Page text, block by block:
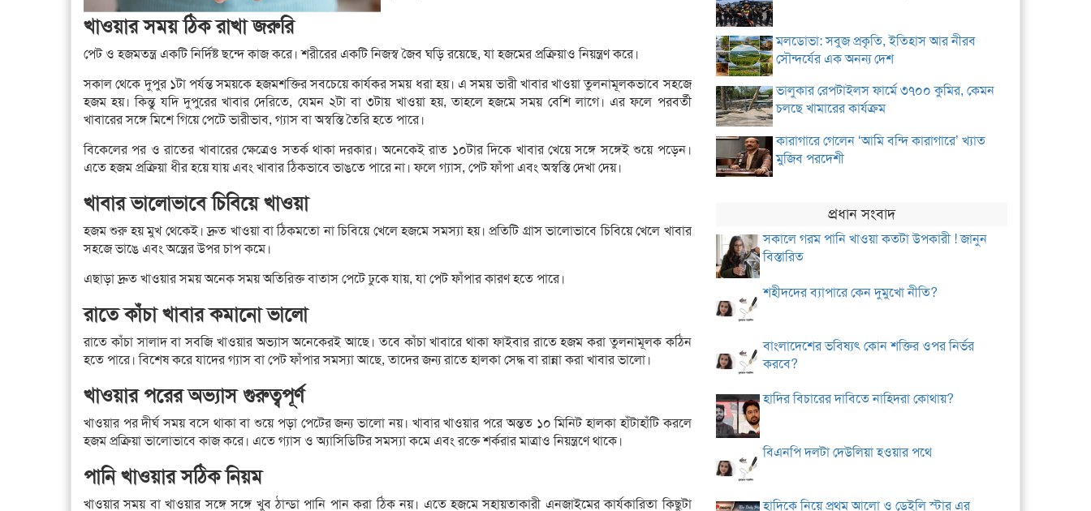
খাওয়ার সময় ঠিক রাখা জরুরি
পেট ও হজমতন্ত্র একটি নির্দিষ্ট ছন্দে কাজ করে। শরীরের একটি নিজস্ব জৈব ঘড়ি রয়েছে, যা হজমের প্রক্রিয়াও নিয়ন্ত্রণ করে।
সকাল থেকে দুপুর ১টা পর্যন্ত সময়কে হজমশক্তির সবচেয়ে কার্যকর সময় ধরা হয়। এ সময় ভারী খাবার খাওয়া তুলনামূলকভাবে সহজে
হজম হয়। কিন্তু যদি দুপুরের খাবার দেরিতে, যেমন ২টা বা ৩টায় খাওয়া হয়, তাহলে হজমে সময় বেশি লাগে। এর ফলে পরবর্তী
খাবারের সঙ্গে মিশে গিয়ে পেটে ভারীভাব, গ্যাস বা অস্বস্তি তৈরি হতে পারে।
বিকেলের পর ও রাতের খাবারের ক্ষেত্রেও সতর্ক থাকা দরকার। অনেকেই রাত ১০টার দিকে খাবার খেয়ে সঙ্গে সঙ্গেই শুয়ে পড়েন।
এতে হজম প্রক্রিয়া ধীর হয়ে যায় এবং খাবার ঠিকভাবে ভাঙতে পারে না। ফলে গ্যাস, পেট ফাঁপা এবং অস্বস্তি দেখা দেয়।
খাবার ভালোভাবে চিবিয়ে খাওয়া
হজম শুরু হয় মুখ থেকেই। দ্রুত খাওয়া বা ঠিকমতো না চিবিয়ে খেলে হজমে সমস্যা হয়। প্রতিটি গ্রাস ভালোভাবে চিবিয়ে খেলে খাবার
সহজে ভাঙে এবং অন্ত্রের উপর চাপ কমে।
এছাড়া দ্রুত খাওয়ার সময় অনেক সময় অতিরিক্ত বাতাস পেটে ঢুকে যায়, যা পেট ফাঁপার কারণ হতে পারে।
রাতে কাঁচা খাবার কমানো ভালো
রাতে কাঁচা সালাদ বা সবজি খাওয়ার অভ্যাস অনেকেরই আছে। তবে কাঁচা খাবারে থাকা ফাইবার রাতে হজম করা তুলনামূলক কঠিন
হতে পারে। বিশেষ করে যাদের গ্যাস বা পেট ফাঁপার সমস্যা আছে, তাদের জন্য রাতে হালকা সেদ্ধ বা রান্না করা খাবার ভালো।
খাওয়ার পরের অভ্যাস গুরুত্বপূর্ণ
খাওয়ার পর দীর্ঘ সময় বসে থাকা বা শুয়ে পড়া পেটের জন্য ভালো নয়। খাবার খাওয়ার পরে অন্তত ১০ মিনিট হালকা হাঁটাহাঁটি করলে
হজম প্রক্রিয়া ভালোভাবে কাজ করে। এতে গ্যাস ও অ্যাসিডিটির সমস্যা কমে এবং রক্তে শর্করার মাত্রাও নিয়ন্ত্রণে থাকে।
পানি খাওয়ার সঠিক নিয়ম
খাওয়ার সময় বা খাওয়ার সঙ্গে সঙ্গে খুব ঠান্ডা পানি পান করা ঠিক নয়। এতে হজমে সহায়তাকারী এনজাইমের কার্যকারিতা কিছুটা
মলডোভা: সবুজ প্রকৃতি, ইতিহাস আর নীরব
সৌন্দর্যের এক অনন্য দেশ
ভালুকার রেপটাইলস ফার্মে ৩৭০০ কুমির, কেমন
চলছে খামারের কার্যক্রম
কারাগারে গেলেন ‘আমি বন্দি কারাগারে’ খ্যাত
মুজিব পরদেশী
প্রধান সংবাদ
সকালে গরম পানি খাওয়া কতটা উপকারী ! জানুন
বিস্তারিত
শহীদদের ব্যাপারে কেন দুমুখো নীতি?
বাংলাদেশের ভবিষ্যৎ কোন শক্তির ওপর নির্ভর
করবে?
হাদির বিচারের দাবিতে নাহিদরা কোথায়?
বিএনপি দলটা দেউলিয়া হওয়ার পথে
হাদিকে নিয়ে প্রথম আলো ও ডেইলি স্টার এর